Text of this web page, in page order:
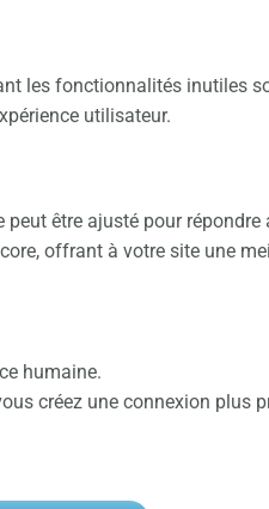
les fonctionnalités inutiles
utilisateur.
être ajusté pour
offrant à votre site une
humaine.
créez une connexion plus